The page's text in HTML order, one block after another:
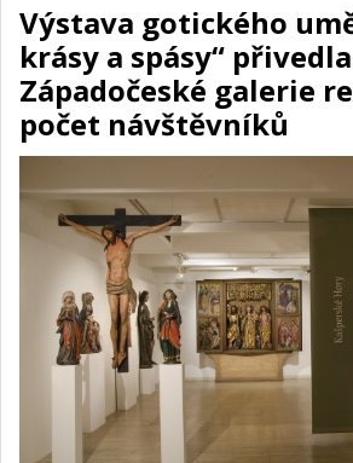
Výstava gotického
krásy a spásy“
Západočeské galerie
počet návštěvníků